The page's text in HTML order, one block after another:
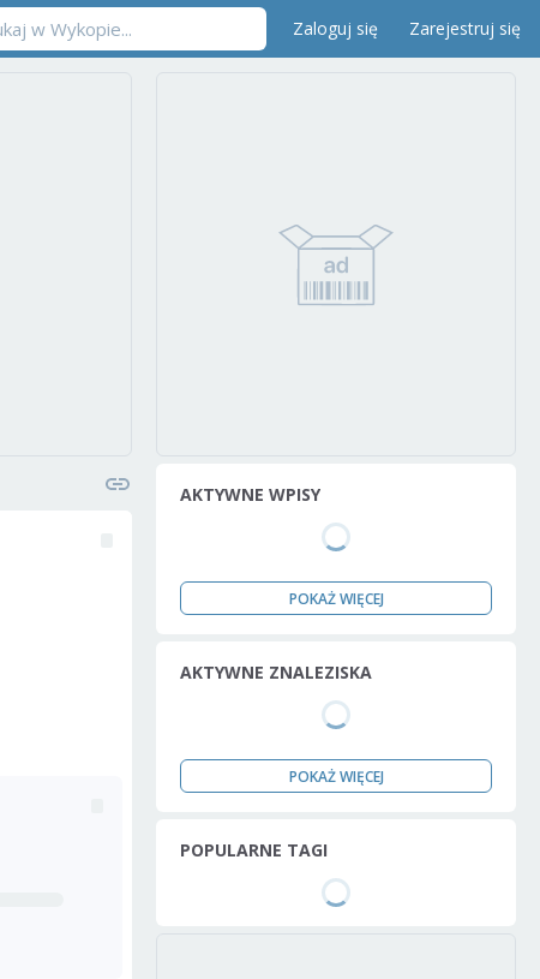
Zaloguj się Zarejestruj się
AKTYWNE WPISY
POKAŻ WIĘCEJ
AKTYWNE ZNALEZISKA
POKAŻ WIĘCEJ
POPULARNE TAGI